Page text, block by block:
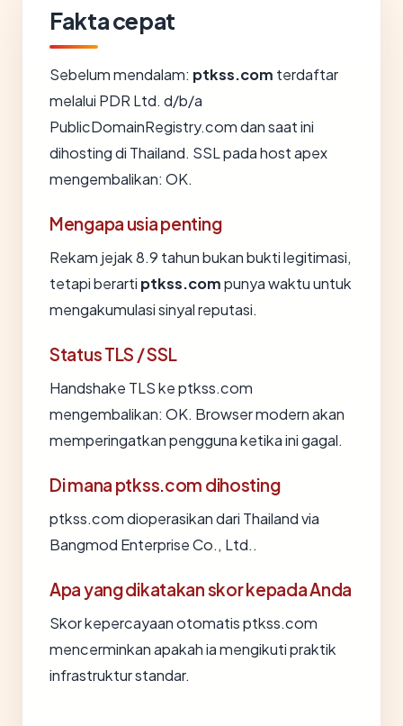
Fakta cepat
Sebelum mendalam: ptkss.com terdaftar
melalui PDR Ltd. d/b/a
PublicDomainRegistry.com dan saat ini
dihosting di Thailand. SSL pada host apex
mengembalikan: OK.
Mengapa usia penting
Rekam jejak 8.9 tahun bukan bukti legitimasi,
tetapi berarti ptkss.compunya waktu untuk
mengakumulasi sinyal reputasi.
Status TLS / SSL
Handshake TLS ke ptkss.com
mengembalikan: OK. Browser modern akan
memperingatkan pengguna ketika ini gagal.
Di mana ptkss.com dihosting
ptkss.com dioperasikan dari Thailand via
Bangmod Enterprise Co., Ltd..
Apa yang dikatakan skor kepada Anda
Skor kepercayaan otomatis ptkss.com
mencerminkan apakah ia mengikuti praktik
infrastruktur standar.